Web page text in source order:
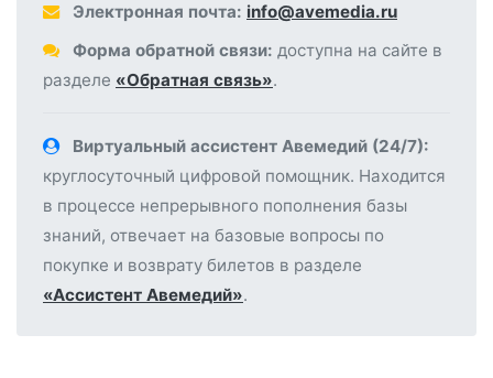
Электронная почта: info@avemedia.ru
Форма обратной связи: доступна на сайте в
разделе «Обратная связь».
Виртуальный ассистент Авемедий (24/7):
круглосуточный цифровой помощник. Находится
в процессе непрерывного пополнения базы
знаний, отвечает на базовые вопросы по
покупке и возврату билетов в разделе
«Ассистент Авемедий».